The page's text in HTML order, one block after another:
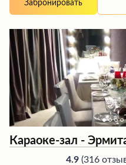
самого искушенного
администраторы
организационные
гарантирует
проведенного здесь
Забронировать
Караоке-зал -
4.9 (316